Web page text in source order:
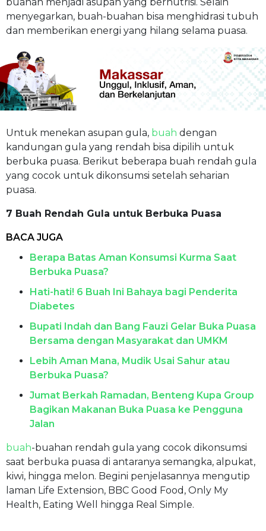
menyegarkan, buah-buahan bisa menghidrasi tubuh
dan memberikan energi yang hilang selama puasa.
Untuk menekan asupan gula, buah dengan
kandungan gula yang rendah bisa dipilih untuk
berbuka puasa. Berikut beberapa buah rendah gula
yang cocok untuk dikonsumsi setelah seharian
puasa.
7 Buah Rendah Gula untuk Berbuka Puasa
BACA JUGA
Berapa Batas Aman Konsumsi Kurma Saat
Berbuka Puasa?
Hati-hati! 6 Buah Ini Bahaya bagi Penderita
Diabetes
Bupati Indah dan Bang Fauzi Gelar Buka Puasa
Bersama dengan Masyarakat dan UMKM
Lebih Aman Mana, Mudik Usai Sahur atau
Berbuka Puasa?
Jumat Berkah Ramadan, Benteng Kupa Group
Bagikan Makanan Buka Puasa ke Pengguna
Jalan
buah-buahan rendah gula yang cocok dikonsumsi
saat berbuka puasa di antaranya semangka, alpukat,
kiwi, hingga melon. Begini penjelasannya mengutip
laman Life Extension, BBC Good Food, Only My
Health, Eating Well hingga Real Simple.